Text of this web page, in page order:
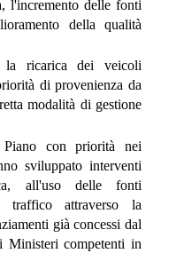
l'incremento delle fonti
della qualità
la ricarica dei veicoli
di provenienza da
modalità di gestione
con priorità nei
sviluppato interventi
all'uso delle fonti
attraverso la
già concessi dal
Ministeri competenti in